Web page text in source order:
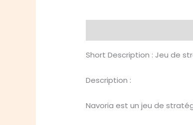
Short Description : Jeu de
Description :
Navoria est un jeu de